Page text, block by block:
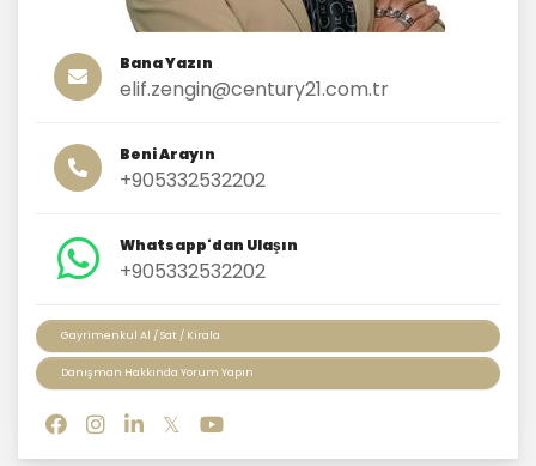
Bana Yazın
elif.zengin@century21.com.tr
Beni Arayın
+905332532202
Whatsapp'dan Ulaşın
+905332532202
Gayrimenkul Al / Sat / Kirala
Danışman Hakkında Yorum Yapın